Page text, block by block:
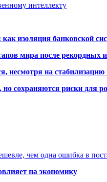
интеллекту
изоляция банковской
мира после рекордных
несмотря на
сохраняются риски для
чем одна ошибка в
на экономику